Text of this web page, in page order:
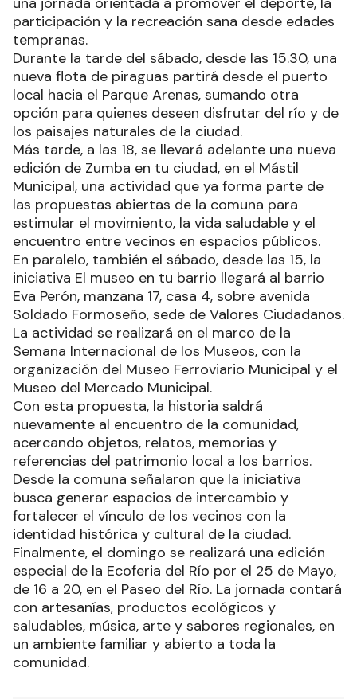
participación y la recreación sana desde edades
tempranas.
Durante la tarde del sábado, desde las 15.30, una
nueva flota de piraguas partirá desde el puerto
local hacia el Parque Arenas, sumando otra
opción para quienes deseen disfrutar del río y de
los paisajes naturales de la ciudad.
Más tarde, a las 18, se llevará adelante una nueva
edición de Zumba en tu ciudad, en el Mástil
Municipal, una actividad que ya forma parte de
las propuestas abiertas de la comuna para
estimular el movimiento, la vida saludable y el
encuentro entre vecinos en espacios públicos.
En paralelo, también el sábado, desde las 15, la
iniciativa El museo en tu barrio llegará al barrio
Eva Perón, manzana 17, casa 4, sobre avenida
Soldado Formoseño, sede de Valores Ciudadanos.
La actividad se realizará en el marco de la
Semana Internacional de los Museos, con la
organización del Museo Ferroviario Municipal y el
Museo del Mercado Municipal.
Con esta propuesta, la historia saldrá
nuevamente al encuentro de la comunidad,
acercando objetos, relatos, memorias y
referencias del patrimonio local a los barrios.
Desde la comuna señalaron que la iniciativa
busca generar espacios de intercambio y
fortalecer el vínculo de los vecinos con la
identidad histórica y cultural de la ciudad.
Finalmente, el domingo se realizará una edición
especial de la Ecoferia del Río por el 25 de Mayo,
de 16 a 20, en el Paseo del Río. La jornada contará
con artesanías, productos ecológicos y
saludables, música, arte y sabores regionales, en
un ambiente familiar y abierto a toda la
comunidad.